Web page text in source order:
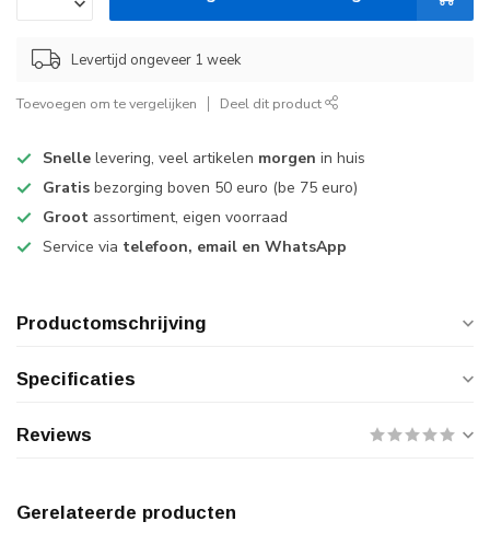
Levertijd ongeveer 1 week
Toevoegen om te vergelijken Deel dit product
Snelle levering, veel artikelen morgen in huis
Gratis bezorging boven 50 euro (be 75 euro)
Groot assortiment, eigen voorraad
Service via telefoon, email en WhatsApp
Productomschrijving
Specificaties
Reviews
Gerelateerde producten